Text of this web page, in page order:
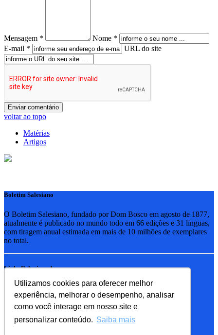
Utilizamos cookies para oferecer melhor
experiência, melhorar o desempenho, analisar
como você interage em nosso site e
personalizar conteúdo. Saiba mais
Mensagem *
Nome *
E-mail *
URL do site
voltar ao topo
Matérias
Artigos
Boletim Salesiano
O Boletim Salesiano, fundado por Dom Bosco em agosto de 1877,
atualmente é publicado no mundo todo em 66 edições e 31 línguas,
com tiragem anual estimada em mais de 10 milhões de exemplares
no total.
Links Relacionados
RSB - Rede Salesiana Brasil
EDEBE - Editora
UPV - União pela Vida
Familia Salesiana